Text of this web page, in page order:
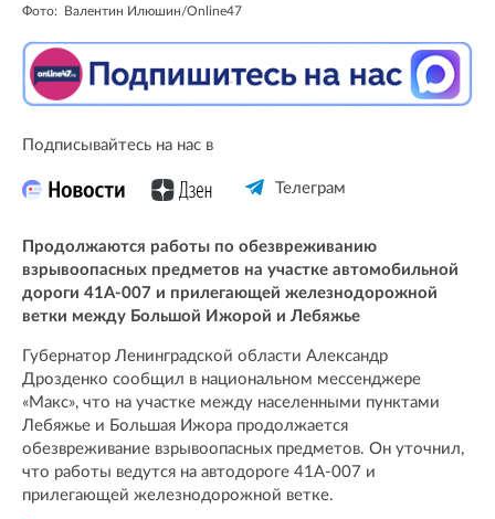
Фото: Валентин Илюшин/Online47
Подписывайтесь на нас в
Телеграм
Продолжаются работы по обезвреживанию
взрывоопасных предметов на участке автомобильной
дороги 41А-007 и прилегающей железнодорожной
ветки между Большой Ижорой и Лебяжье
Губернатор Ленинградской области Александр
Дрозденко сообщил в национальном мессенджере
«Макс», что на участке между населенными пунктами
Лебяжье и Большая Ижора продолжается
обезвреживание взрывоопасных предметов. Он уточнил,
что работы ведутся на автодороге 41А-007 и
прилегающей железнодорожной ветке.